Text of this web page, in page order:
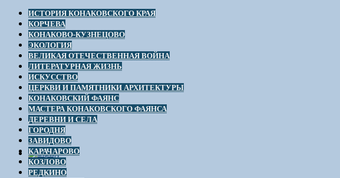
ИСТОРИЯ КОНАКОВСКОГО КРАЯ
КОРЧЕВА
КОНАКОВО-КУЗНЕЦОВО
ЭКОЛОГИЯ
ВЕЛИКАЯ ОТЕЧЕСТВЕННАЯ ВОЙНА
ЛИТЕРАТУРНАЯ ЖИЗНЬ
ИСКУССТВО
ЦЕРКВИ И ПАМЯТНИКИ АРХИТЕКТУРЫ
КОНАКОВСКИЙ ФАЯНС
МАСТЕРА КОНАКОВСКОГО ФАЯНСА
ДЕРЕВНИ И СЕЛА
ГОРОДНЯ
ЗАВИДОВО
КАРАЧАРОВО
КОЗЛОВО
РЕДКИНО